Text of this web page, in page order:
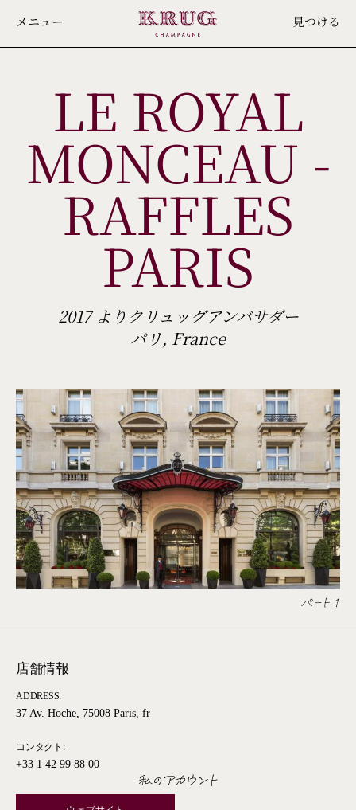
メニュー 見つける
LE ROYAL
MONCEAU -
RAFFLES
PARIS
2017 よりクリュッグアンバサダー
パリ, France
パート 1
店舗情報
ADDRESS:
37 Av. Hoche, 75008 Paris, fr
コンタクト:
+33 1 42 99 88 00
私のアカウント